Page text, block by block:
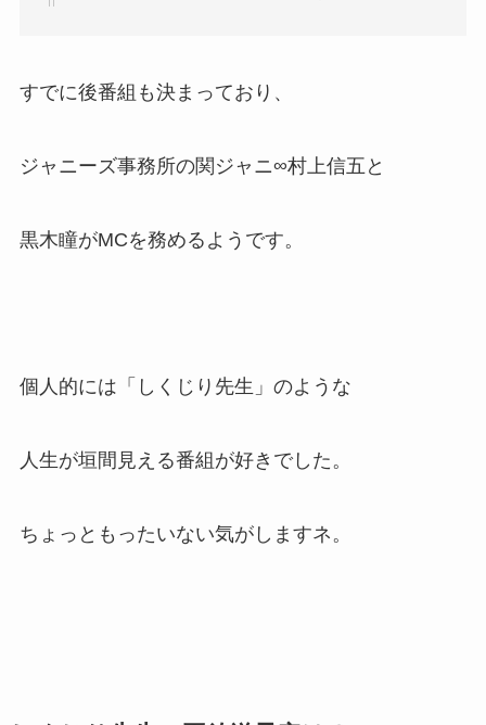
すでに後番組も決まっており、
ジャニーズ事務所の関ジャニ∞村上信五と
黒木瞳がMCを務めるようです。
個人的には「しくじり先生」のような
人生が垣間見える番組が好きでした。
ちょっともったいない気がしますネ。